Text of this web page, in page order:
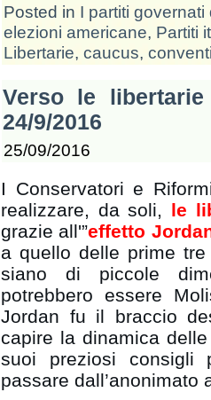
Posted in I partiti governati
elezioni americane, Partiti
Libertarie, caucus,
Verso le
24/9/2016
25/09/2016
I Conservatori e
realizzare, da soli, le
grazie all'”effetto
a quello delle prime
siano di piccole
potrebbero essere
Jordan fu il braccio
capire la dinamica
suoi preziosi consigli
passare dall’anonimato